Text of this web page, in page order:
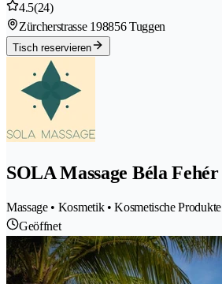
4.5(24)
Zürcherstrasse 198856 Tuggen
Tisch reservieren
SOLA Massage Béla Fehér
Massage • Kosmetik • Kosmetische Produkte
Geöffnet